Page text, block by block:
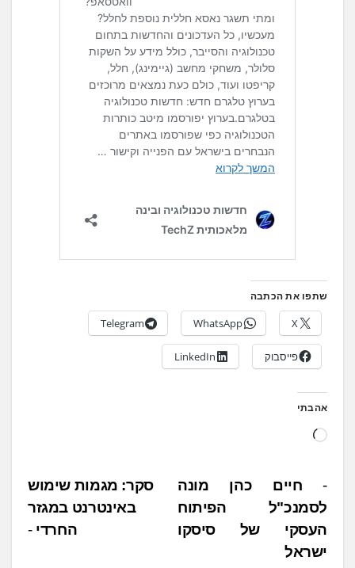
שתפו את הכתבה
X
WhatsApp
Telegram
פייסבוק LinkedIn
אהבתי
ט
ן
.
.
נ
י
ו
סקר: מגמות שימוש
באינטרנט במגזר
החרדי
חיים כהן מונה
לסמנכ"ל הפיתוח
העסקי של סיסקו
ישראל